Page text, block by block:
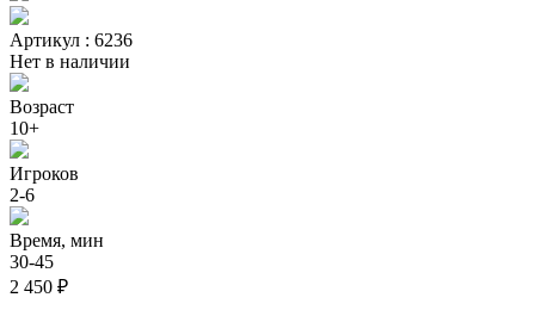
Артикул : 6236
Нет в наличии
Возраст
10+
Игроков
2-6
Время, мин
30-45
2 450 ₽